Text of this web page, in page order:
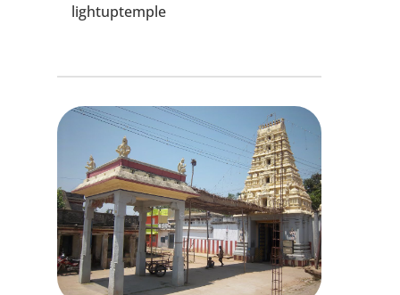
lightuptemple